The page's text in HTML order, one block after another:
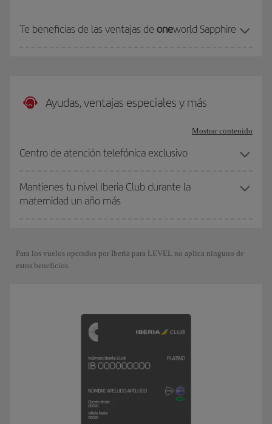
Te beneficias de las ventajas de oneworld Sapphire
Ayudas, ventajas especiales y más
Mostrar contenido
Centro de atención telefónica exclusivo
Mantienes tu nivel Iberia Club durante la
maternidad un año más
Para los vuelos operados por Iberia para LEVEL no aplica ninguno de
estos beneficios